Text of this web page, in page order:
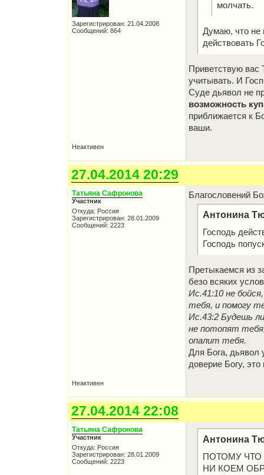
Зарегистрирован: 21.04.2008
Сообщений: 864
молчать.
Думаю, что не
действовать
Приветствую вас
учитывать. И
Суде дьявол не
возможность
приближается к
ваши.
Неактивен
27.04.2014 20:29
Татьяна Сафронова
Участник
Откуда: Россия
Зарегистрирован: 28.01.2009
Сообщений: 2223
Благословений
Антонина
Господь
Господь
Претыкаемся из
безо всяких
Ис.41:10 не
тебя, и помогу
Ис.43:2 Будешь
не потопят тебя;
опалит тебя.
Для Бога, дьявол
доверие Богу,
Неактивен
27.04.2014 22:08
Татьяна Сафронова
Участник
Откуда: Россия
Зарегистрирован: 28.01.2009
Сообщений: 2223
Антонина
ПОТОМУ
НИ КОЕМ